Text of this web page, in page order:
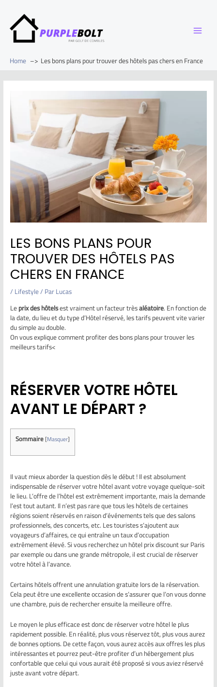
Home Les bons plans pour trouver des hôtels pas chers en France
LES BONS PLANS POUR
TROUVER DES HÔTELS PAS
CHERS EN FRANCE
/Lifestyle/ ParLucas
Leprix des hôtelsest vraiment un facteur trèsaléatoire. En fonction de
la date, du lieu et du type d’Hôtel réservé, les tarifs peuvent vite varier
du simple au double.
On vous explique comment profiter des bons plans pour trouver les
meilleurs tarifs<
RÉSERVER VOTRE HÔTEL
AVANT LE DÉPART ?
Sommaire[Masquer]
Il vaut mieux aborder la question dès le début ! Il est absolument
indispensable de réserver votre hôtel avant votre voyage quelque-soit
le lieu. L’offre de l’hôtel est extrêmement importante, mais la demande
l’est tout autant. Il n’est pas rare que tous les hôtels de certaines
régions soient réservés en raison d’événements tels que des salons
professionnels, des concerts, etc. Les touristes s’ajoutent aux
voyageurs d’affaires, ce qui entraîne un taux d’occupation
extrêmement élevé. Si vous recherchez un hôtel prix discount sur Paris
par exemple ou dans une grande métropole, il est crucial de réserver
votre hôtel à l’avance.
Certains hôtels offrent une annulation gratuite lors de la réservation.
Cela peut être une excellente occasion de s’assurer que l’on vous donne
une chambre, puis de rechercher ensuite la meilleure offre.
Le moyen le plus efficace est donc de réserver votre hôtel le plus
rapidement possible. En réalité, plus vous réservez tôt, plus vous aurez
de bonnes options. De cette façon, vous aurez accès aux offres les plus
intéressantes et pourrez peut-être profiter d’un hébergement plus
confortable que celui qui vous aurait été proposé si vous aviez réservé
juste avant votre départ.